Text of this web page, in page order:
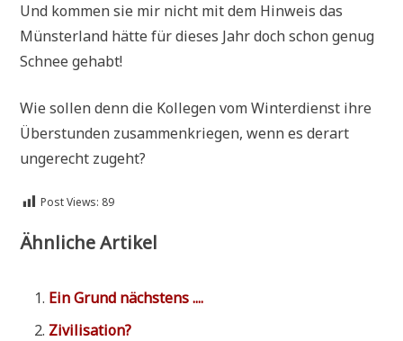
Und kom­men sie mir nicht mit dem Hin­weis das
Mün­ster­land hät­te für die­ses Jahr doch schon genug
Schnee gehabt!
Wie sol­len denn die Kol­le­gen vom Win­ter­dienst ihre
Über­stun­den zusam­men­krie­gen, wenn es der­art
unge­recht zugeht?
Post Views: 89
Ähnliche Artikel
Ein Grund nächstens ....
Zivi­li­sa­ti­on?